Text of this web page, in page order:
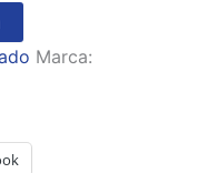
Marca: